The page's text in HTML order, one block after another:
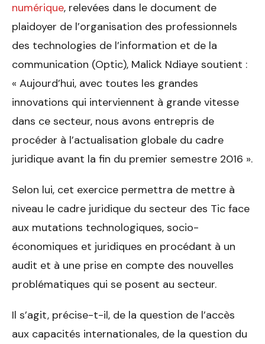
numérique, relevées dans le document de
plaidoyer de l’organisation des professionnels
des technologies de l’information et de la
communication (Optic), Malick Ndiaye soutient :
« Aujourd’hui, avec toutes les grandes
innovations qui interviennent à grande vitesse
dans ce secteur, nous avons entrepris de
procéder à l’actualisation globale du cadre
juridique avant la fin du premier semestre 2016 ».
Selon lui, cet exercice permettra de mettre à
niveau le cadre juridique du secteur des Tic face
aux mutations technologiques, socio-
économiques et juridiques en procédant à un
audit et à une prise en compte des nouvelles
problématiques qui se posent au secteur.
Il s’agit, précise-t-il, de la question de l’accès
aux capacités internationales, de la question du